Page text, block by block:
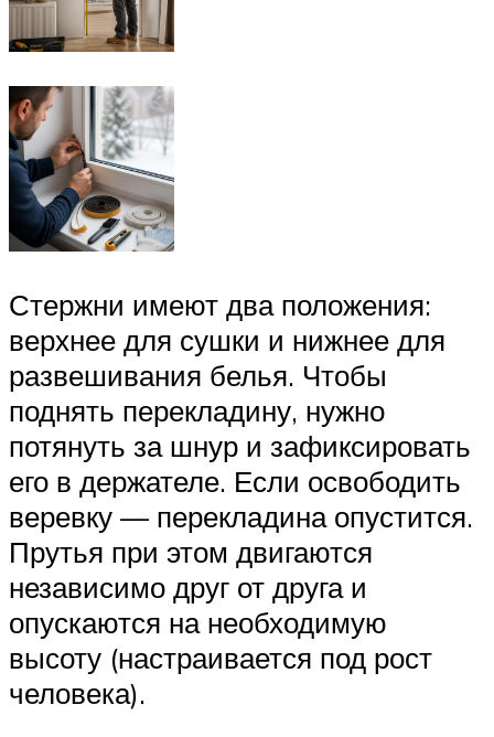
Стержни имеют два положения:
верхнее для сушки и нижнее для
развешивания белья. Чтобы
поднять перекладину, нужно
потянуть за шнур и зафиксировать
его в держателе. Если освободить
веревку — перекладина опустится.
Прутья при этом двигаются
независимо друг от друга и
опускаются на необходимую
высоту (настраивается под рост
человека).